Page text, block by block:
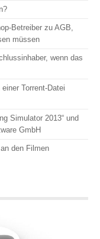
Betreiber zu AGB,
müssen
wenn das
Torrent-Datei
Simulator 2013“ und
GmbH
den Filmen